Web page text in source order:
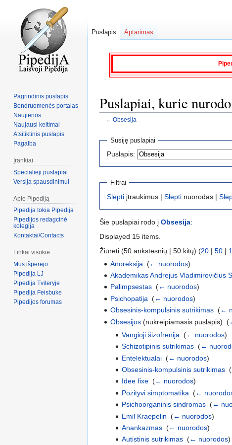
Puslapiai, kurie
← Obsesija
Jump
navigation
Jump
search
Susiję puslapiai
Puslapis:
Filtrai
Slėpti įtraukimus | Slėpti nuorodas |
Šie puslapiai rodo į Obsesija:
Displayed 15 items.
Žiūrėti (50 ankstesnių | 50 kitų) (20 | 50 |
Anoreksija ‎(← nuorodos)
Akademikas Andrejus Vladimirovičius
Palimpsestas ‎(← nuorodos)
Psichopatija ‎(← nuorodos)
Obsesinis-kompulsinis sutrikimas ‎(←
Obsesijos (nukreipiamasis puslapis) ‎(
Vangioji šizofrenija (← nuorodos)
Schizotipinis sutrikimas‎ (←
Entelektualai‎ (← nuorodos)
Obsesinis-kompulsinis sutrikimas‎ (
Idee fixe‎ (← nuorodos)
Pozityvi simptomatika (←
Psichoorganinis sindromas‎ (←
Emil Kraepelin (← nuorodos)
Anankazmas‎ (← nuorodos)
Autistinis sutrikimas‎ (← nuorodos)
Puslapis Aptarimas
Pagrindinis puslapis
Bendruomenės portalas
Naujienos
Naujausi keitimai
Atsitiktinis puslapis
Pagalba
Įrankiai
Specialieji puslapiai
Versija spausdinimui
Apie Pipediją
Pipedija tokia Pipedija
Pipedijos redagcinė
kolegija
Kontaktai/Contacts
Linkai visokie
Mus išperėjo
Pipedija LJ
Pipedija Tviteryje
Pipedija Feisbuke
Pipedijos forumas